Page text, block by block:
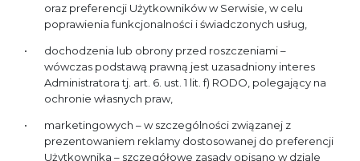
oraz preferencji Użytkowników w Serwisie, w celu
poprawienia funkcjonalności i świadczonych usług,
dochodzenia lub obrony przed roszczeniami –
wówczas podstawą prawną jest uzasadniony interes
Administratora tj. art. 6. ust. 1 lit. f) RODO, polegający na
ochronie własnych praw,
marketingowych – w szczególności związanej z
prezentowaniem reklamy dostosowanej do preferencji
Użytkownika – szczegółowe zasady opisano w dziale